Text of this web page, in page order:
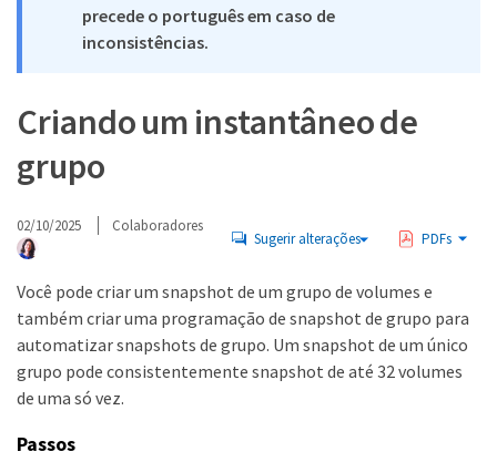
precede o português em caso de
inconsistências.
Criando um instantâneo de
grupo
02/10/2025 Colaboradores
Sugerir alterações PDFs
Você pode criar um snapshot de um grupo de volumes e
também criar uma programação de snapshot de grupo para
automatizar snapshots de grupo. Um snapshot de um único
grupo pode consistentemente snapshot de até 32 volumes
de uma só vez.
Passos